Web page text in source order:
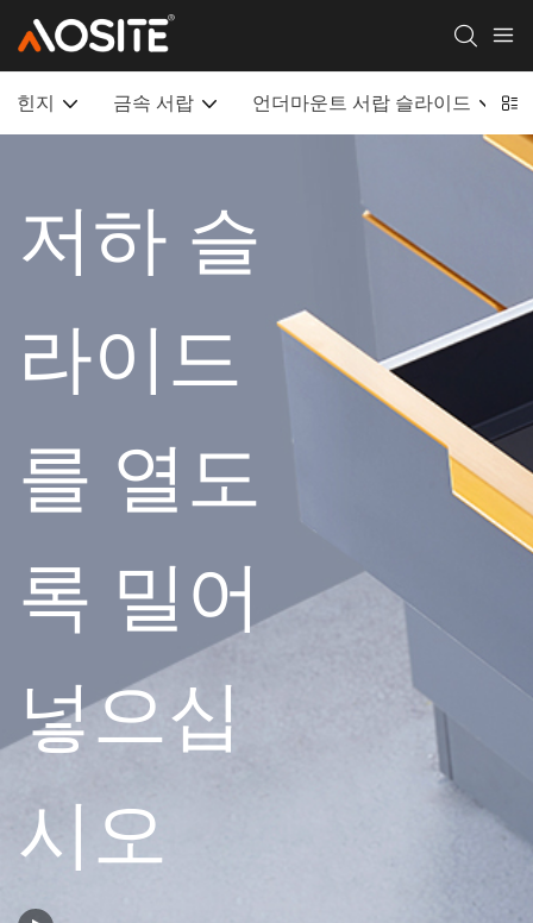
힌지 금속 서랍 언더마운트 서랍 슬라이드
저하 슬
라이드
를 열도
록 밀어
넣으십
시오